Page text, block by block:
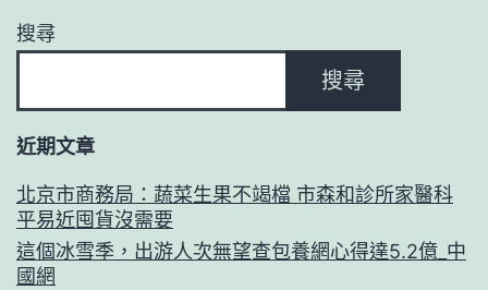
搜尋
搜尋
近期文章
北京市商務局：蔬菜生果不竭檔 市森和診所家醫科
平易近囤貨沒需要
這個冰雪季，出游人次無望查包養網心得達5.2億_中
國網